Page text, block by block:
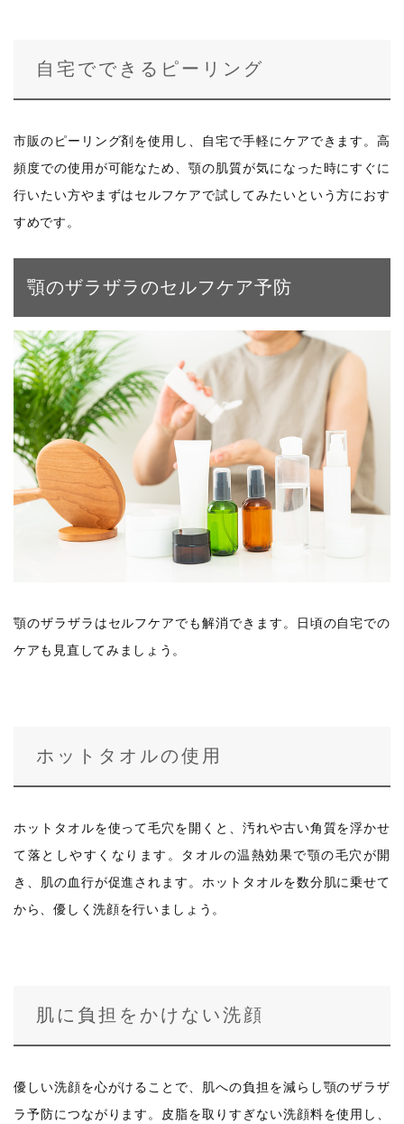
自宅でできるピーリング
市販のピーリング剤を使用し、自宅で手軽にケアできます。高
頻度での使用が可能なため、顎の肌質が気になった時にすぐに
行いたい方やまずはセルフケアで試してみたいという方におす
すめです。
顎のザラザラのセルフケア予防
顎のザラザラはセルフケアでも解消できます。日頃の自宅での
ケアも見直してみましょう。
ホットタオルの使用
ホットタオルを使って毛穴を開くと、汚れや古い角質を浮かせ
て落としやすくなります。タオルの温熱効果で顎の毛穴が開
き、肌の血行が促進されます。ホットタオルを数分肌に乗せて
から、優しく洗顔を行いましょう。
肌に負担をかけない洗顔
優しい洗顔を心がけることで、肌への負担を減らし顎のザラザ
ラ予防につながります。皮脂を取りすぎない洗顔料を使用し、